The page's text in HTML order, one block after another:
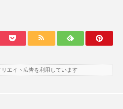
エイト広告を利用しています